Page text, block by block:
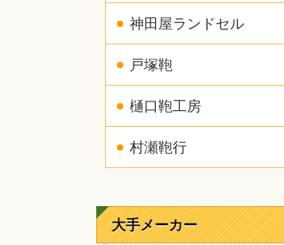
神田屋ランドセル
戸塚鞄
樋口鞄工房
村瀬鞄行
大手メーカー